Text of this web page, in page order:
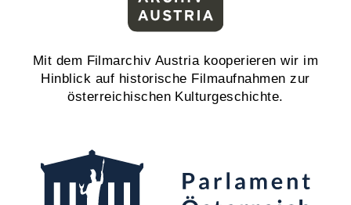
Mit dem Filmarchiv Austria kooperieren wir im
Hinblick auf historische Filmaufnahmen zur
österreichischen Kulturgeschichte.